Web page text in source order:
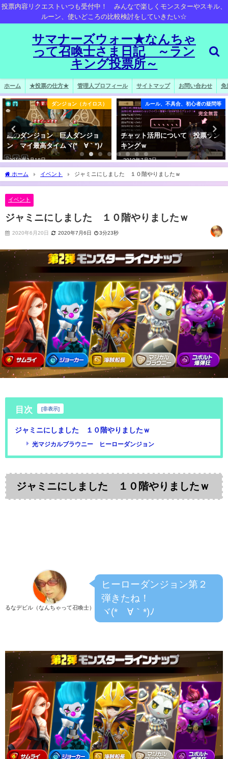
投票内容リクエストいつも受付中！ みんなで楽しくモンスターやスキル、
ルーン、使いどころの比較検討をしていきたい☆
サマナーズウォー★なんちゃ
って召喚士さま日記 ～ラン
キング投票所～
ホーム ★投票の仕方★ 管理人プロフィール サイトマップ お問い合わせ 免
ダンジョン（カイロス）
風のダンジョン 巨人ダンジョ
ン マイ最高タイムヾ(*´∀｀*)ﾉ
2018年2月18日
ルール、不具合、初心者の疑問等
チャット活用について 投票ラン
キングｗ
2019年7月2日
ホーム イベント ジャミニにしました １０階やりましたｗ
イベント
ジャミニにしました １０階やりましたｗ
2020年6月20日 2020年7月6日 3分23秒
目次 [非表示]
ジャミニにしました １０階やりましたｗ
光マジカルブラウニー ヒーローダンジョン
ジャミニにしました １０階やりましたｗ
るなデビル（なんちゃって召喚士）
ヒーローダンジョン第２
弾きたね！
ヾ(*´∀｀*)ﾉ